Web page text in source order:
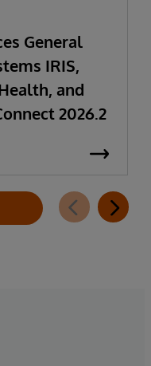
General
IRIS,
and
2026.2